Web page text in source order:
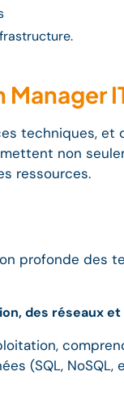
techniques,
non
ressources.
profonde des
des réseaux
(SQL,